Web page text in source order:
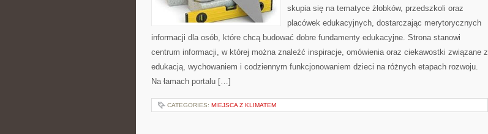
skupia się na tematyce żłobków, przedszkoli oraz
placówek edukacyjnych, dostarczając merytorycznych
informacji dla osób, które chcą budować dobre fundamenty edukacyjne. Strona stanowi
centrum informacji, w której można znaleźć inspiracje, omówienia oraz ciekawostki związane z
edukacją, wychowaniem i codziennym funkcjonowaniem dzieci na różnych etapach rozwoju.
Na łamach portalu […]
CATEGORIES: MIEJSCA Z KLIMATEM